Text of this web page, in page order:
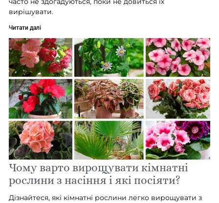
вирішувати.
Читати далі
Чому варто вирощувати кімнатні
рослини з насіння і які посіяти?
Дізнайтеся, які кімнатні рослини легко вирощувати з